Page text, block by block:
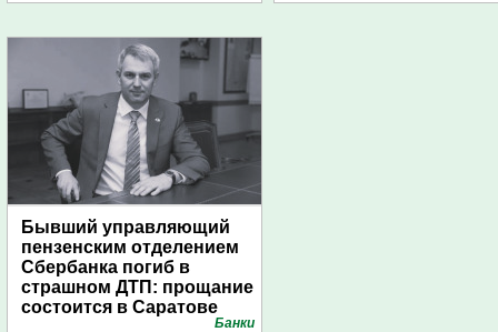
Бывший управляющий
пензенским отделением
Сбербанка погиб в
страшном ДТП: прощание
состоится в Саратове
Банки